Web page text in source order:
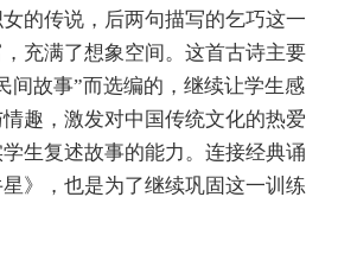
的传说，后两句描写的乞巧这一
充满了想象空间。这首古诗主要
间故事”而选编的，继续让学生感
趣，激发对中国传统文化的热爱
生复述故事的能力。连接经典诵
》，也是为了继续巩固这一训练